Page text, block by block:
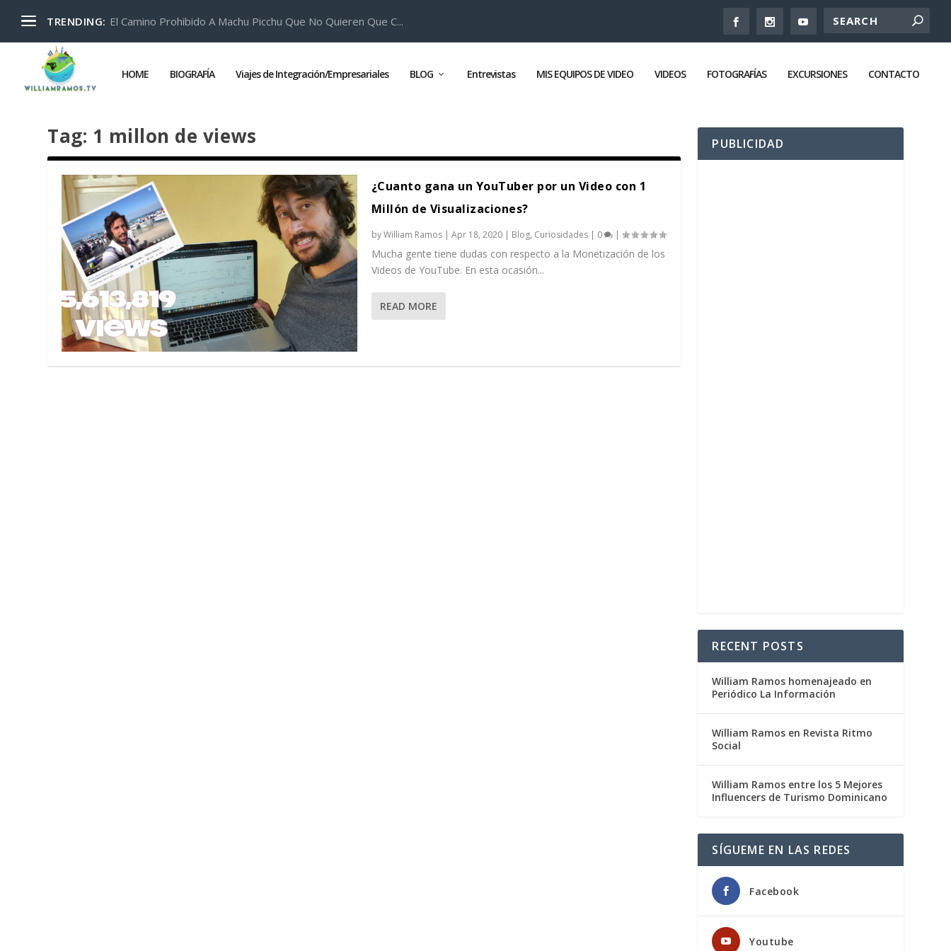
TRENDING: El Camino Prohibido A Machu Picchu Que No Quieren Que C...
HOME BIOGRAFÍA Viajes de Integración/Empresariales BLOG Entrevistas MIS EQUIPOS DE VIDEO VIDEOS FOTOGRAFÍAS EXCURSIONES CONTACTO
Tag: 1 millon de views
¿Cuanto gana un YouTuber por un Video con 1
Millón de Visualizaciones?
byWilliam Ramos| Apr 18, 2020| Blog, Curiosidades| 0 |
Mucha gente tiene dudas con respecto a la Monetización de los
Videos de YouTube. En esta ocasión...
READ MORE
PUBLICIDAD
RECENT POSTS
William Ramos homenajeado en
Periódico La Información
William Ramos en Revista Ritmo
Social
William Ramos entre los 5 Mejores
Influencers de Turismo Dominicano
SÍGUEME EN LAS REDES
Facebook
Youtube